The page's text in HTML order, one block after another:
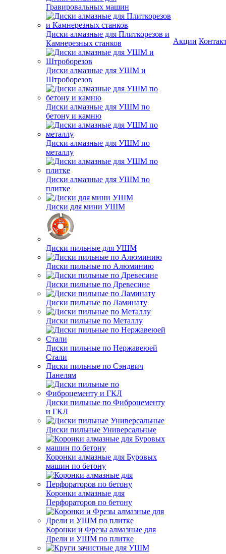
Гравировальных машин
Диски алмазные для Плиткорезов и
Камнерезных станков
Диски алмазные для УШМ и
Штроборезов
Диски алмазные для УШМ по
бетону и камню
Диски алмазные для УШМ по
металлу
Диски алмазные для УШМ по
плитке
Диски для мини УШМ
Диски пильные для УШМ
Диски пильные по Алюминию
Диски пильные по Древесине
Диски пильные по Ламинату
Диски пильные по Металлу
Диски пильные по Нержавеюей
Стали
Диски пильные по Сэндвич
Панелям
Диски пильные по Фиброцементу
и ГКЛ
Диски пильные Универсальные
Коронки алмазные для Буровых
машин по бетону
Коронки алмазные для
Перфораторов по бетону
Коронки и Фрезы алмазные для
Дрели и УШМ по плитке
Акции